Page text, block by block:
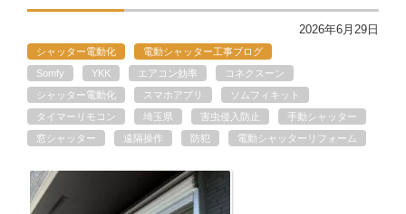
2026年6月29日
シャッター電動化
電動シャッター工事ブログ
Somfy
YKK エアコン効率
コネクスーン
シャッター電動化
スマホアプリ
ソムフィキット
タイマーリモコン
埼玉県 害虫侵入防止
手動シャッター
窓シャッター
遠隔操作 防犯 電動シャッターリフォーム